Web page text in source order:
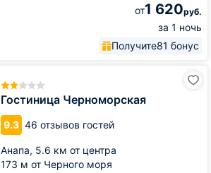
от1 620руб.
за 1 ночь
Получите81 бонус
Гостиница Черноморская
9.3 46 отзывов гостей
Анапа, 5.6 км от центра
173 м от Черного моря